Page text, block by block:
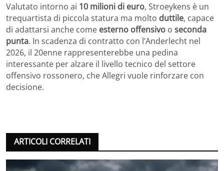
Valutato intorno ai 10 milioni di euro, Stroeykens è un
trequartista di piccola statura ma molto duttile, capace
di adattarsi anche come esterno offensivo o seconda
punta. In scadenza di contratto con l’Anderlecht nel
2026, il 20enne rappresenterebbe una pedina
interessante per alzare il livello tecnico del settore
offensivo rossonero, che Allegri vuole rinforzare con
decisione.
ARTICOLI CORRELATI